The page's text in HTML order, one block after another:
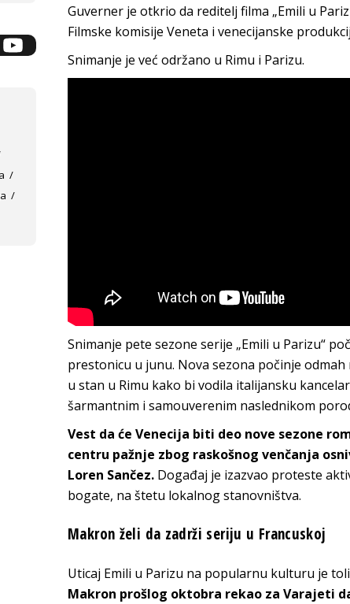
Guverner je otkrio da reditelj filma „Emili u
Filmske komisije Veneta i venecijanske
Snimanje je već održano u Rimu i Parizu.
Snimanje pete sezone serije „Emili u Parizu“
prestonicu u junu. Nova sezona počinje
u stan u Rimu kako bi vodila italijansku
šarmantnim i samouverenim naslednikom
Vest da će Venecija biti deo nove sezone
centru pažnje zbog raskošnog venčanja
Loren Sančez. Događaj je izazvao proteste
bogate, na štetu lokalnog stanovništva.
Makron želi da zadrži seriju u Francuskoj
Uticaj Emili u Parizu na popularnu kulturu je
Makron prošlog oktobra rekao za Varajeti